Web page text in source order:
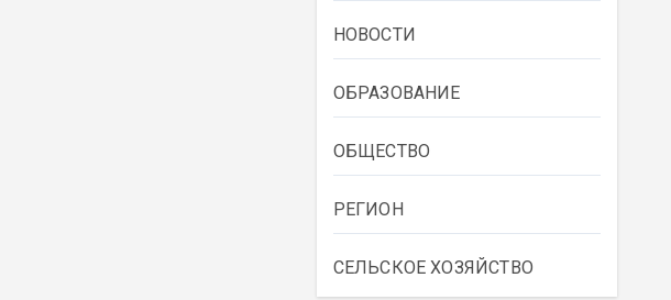
НОВОСТИ
ОБРАЗОВАНИЕ
ОБЩЕСТВО
РЕГИОН
СЕЛЬСКОЕ ХОЗЯЙСТВО